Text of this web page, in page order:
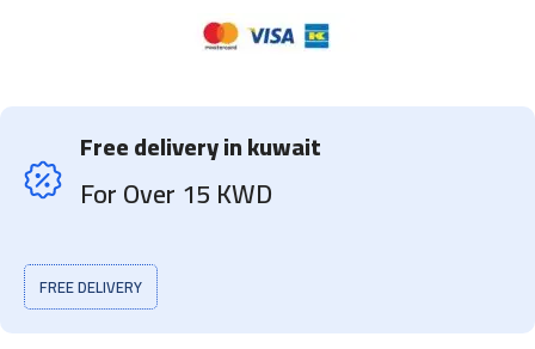
Free delivery in kuwait
For Over 15 KWD
FREE DELIVERY